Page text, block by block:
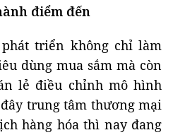
điểm đến
triển không chỉ làm
dùng mua sắm mà còn
lẻ điều chỉnh mô hình
trung tâm thương mại
hàng hóa thì nay đang